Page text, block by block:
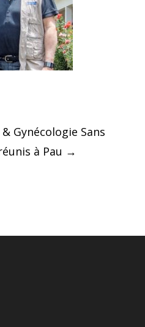
& Gynécologie Sans
à Pau →